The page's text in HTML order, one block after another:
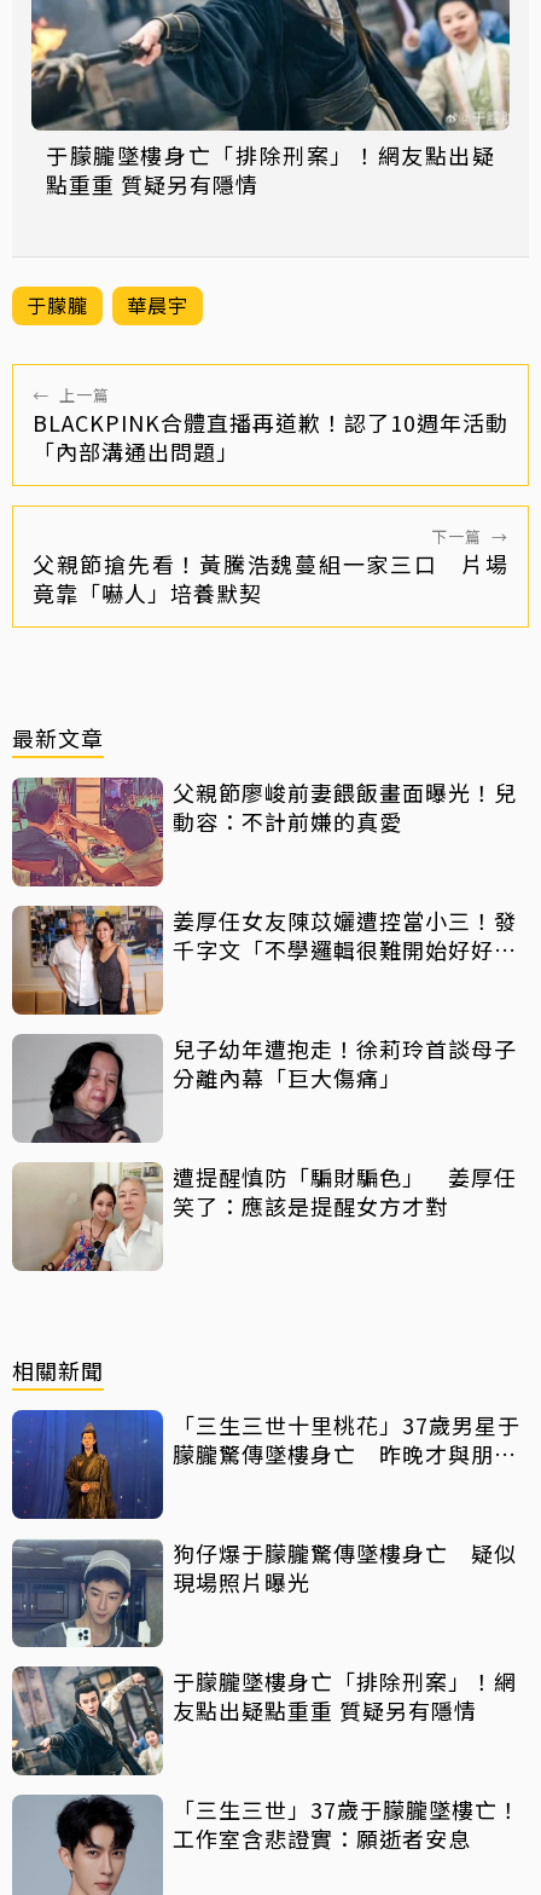
于朦朧墜樓身亡「排除刑案」！網友點出疑
點重重 質疑另有隱情
于朦朧 華晨宇
← 上一篇
BLACKPINK合體直播再道歉！認了10週年活動
「內部溝通出問題」
下一篇 →
父親節搶先看！黃騰浩魏蔓組一家三口 片場
竟靠「嚇人」培養默契
最新文章
父親節廖峻前妻餵飯畫面曝光！兒
動容：不計前嫌的真愛
姜厚任女友陳苡孋遭控當小三！發
千字文「不學邏輯很難開始好好
兒子幼年遭抱走！徐莉玲首談母子
分離內幕「巨大傷痛」
遭提醒慎防「騙財騙色」 姜厚任
笑了：應該是提醒女方才對
相關新聞
「三生三世十里桃花」37歲男星于
朦朧驚傳墜樓身亡 昨晚才與朋友
狗仔爆于朦朧驚傳墜樓身亡 疑似
現場照片曝光
于朦朧墜樓身亡「排除刑案」！網
友點出疑點重重 質疑另有隱情
「三生三世」37歲于朦朧墜樓亡！
工作室含悲證實：願逝者安息